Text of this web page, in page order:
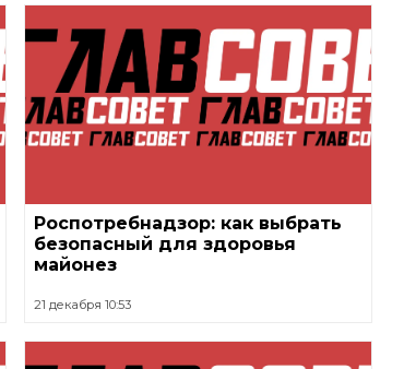
Роспотребнадзор: как выбрать
безопасный для здоровья
майонез
21 декабря 10:53